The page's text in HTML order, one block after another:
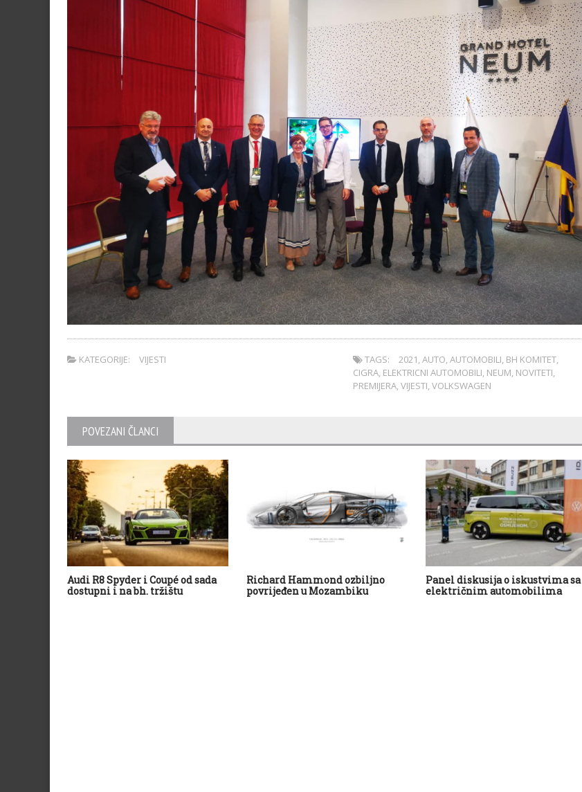
KATEGORIJE: VIJESTI TAGS: 2021 ,AUTO ,AUTOMOBILI BH KOMITET
CIGRA ELEKTRICNI AUTOMOBILI NEUM NOVITETI
PREMIJERA ,VIJESTI ,VOLKSWAGEN
POVEZANI ČLANCI
Audi R8 Spyder i Coupé od sada
dostupni i na bh. tržištu
Richard Hammond ozbiljno
povrijeđen u Mozambiku
Panel diskusija o iskustvima sa
električnim automobilima